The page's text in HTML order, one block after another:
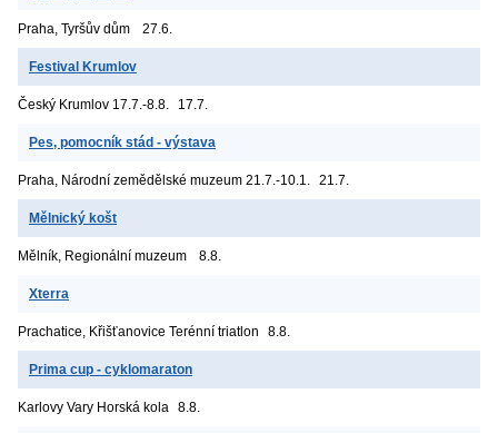
Praha, Tyršův dům 27.6.
Festival Krumlov
Český Krumlov 17.7.-8.8. 17.7.
Pes, pomocník stád - výstava
Praha, Národní zemědělské muzeum 21.7.-10.1. 21.7.
Mělnický košt
Mělník, Regionální muzeum 8.8.
Xterra
Prachatice, Křišťanovice Terénní triatlon 8.8.
Prima cup - cyklomaraton
Karlovy Vary Horská kola 8.8.